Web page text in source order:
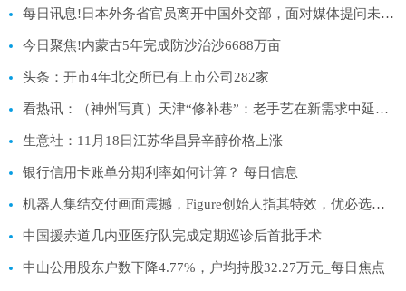
每日讯息!日本外务省官员离开中国外交部，面对媒体提问未给出任何表态
今日聚焦!内蒙古5年完成防沙治沙6688万亩
头条：开市4年北交所已有上市公司282家
看热讯：（神州写真）天津“修补巷”：老手艺在新需求中延续生机补足幸福
生意社：11月18日江苏华昌异辛醇价格上涨
银行信用卡账单分期利率如何计算？ 每日信息
机器人集结交付画面震撼，Figure创始人指其特效，优必选：已发布一镜到底视频|每日讯息
中国援赤道几内亚医疗队完成定期巡诊后首批手术
中山公用股东户数下降4.77%，户均持股32.27万元_每日焦点